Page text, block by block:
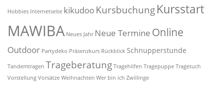
Hobbies Internetseite kikudoo KursbuchungKursstart
MAWIBA Neues Jahr Neue Termine Online
Outdoor Partydeko Präsenzkurs Rückblick Schnupperstunde
Tandemtragen Trageberatung Tragehilfen Tragepuppe Tragetuch
Vorstellung Vorsätze Weihnachten Wer bin ich Zwillinge